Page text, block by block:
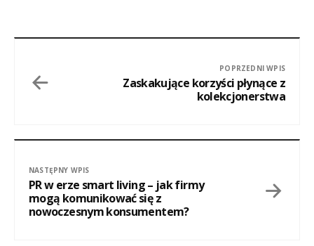
POPRZEDNI WPIS
Zaskakujące korzyści płynące z
kolekcjonerstwa
NASTĘPNY WPIS
PR w erze smart living – jak firmy
mogą komunikować się z
nowoczesnym konsumentem?